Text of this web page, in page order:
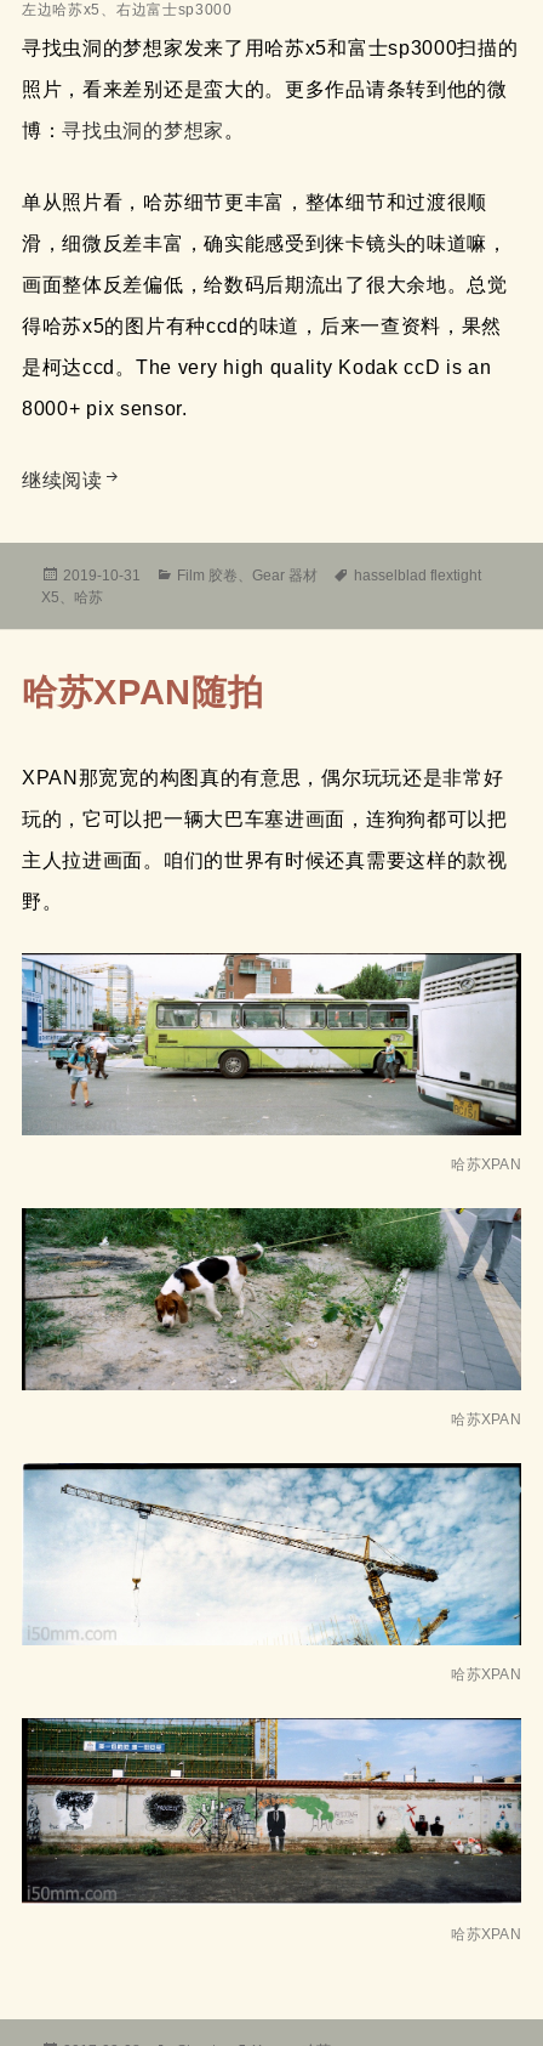
左边哈苏x5、右边富士sp3000
寻找虫洞的梦想家发来了用哈苏x5和富士sp3000扫描的
照片，看来差别还是蛮大的。更多作品请条转到他的微
博：寻找虫洞的梦想家 。
单从照片看，哈苏细节更丰富，整体细节和过渡很顺
滑，细微反差丰富，确实能感受到徕卡镜头的味道嘛，
画面整体反差偏低，给数码后期流出了很大余地。总觉
得哈苏x5的图片有种ccd的味道，后来一查资料，果然
是柯达ccd。The very high quality Kodak ccD is an
8000+ pix sensor.
继续阅读哈苏hasselblad flextight X5 扫描仪 vs 富士
发
布
2019-10-31
分
Film 胶卷 、Gear 器材
标
hasselblad flextight
X5
哈苏
哈苏XPAN随拍
XPAN那宽宽的构图真的有意思，偶尔玩玩还是非常好
玩的，它可以把一辆大巴车塞进画面，连狗狗都可以把
主人拉进画面。咱们的世界有时候还真需要这样的款视
野。
哈苏XPAN
哈苏XPAN
哈苏XPAN
哈苏XPAN